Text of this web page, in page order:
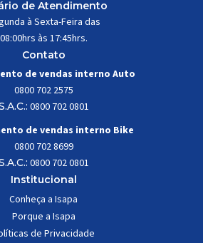
de Atendimento
à Sexta-Feira das
08:00hrs às 17:45hrs.
Contato
de vendas interno Auto
0800 702 2575
0800 702 0801
de vendas interno Bike
0800 702 8699
0800 702 0801
Institucional
Conheça a Isapa
Porque a Isapa
de Privacidade